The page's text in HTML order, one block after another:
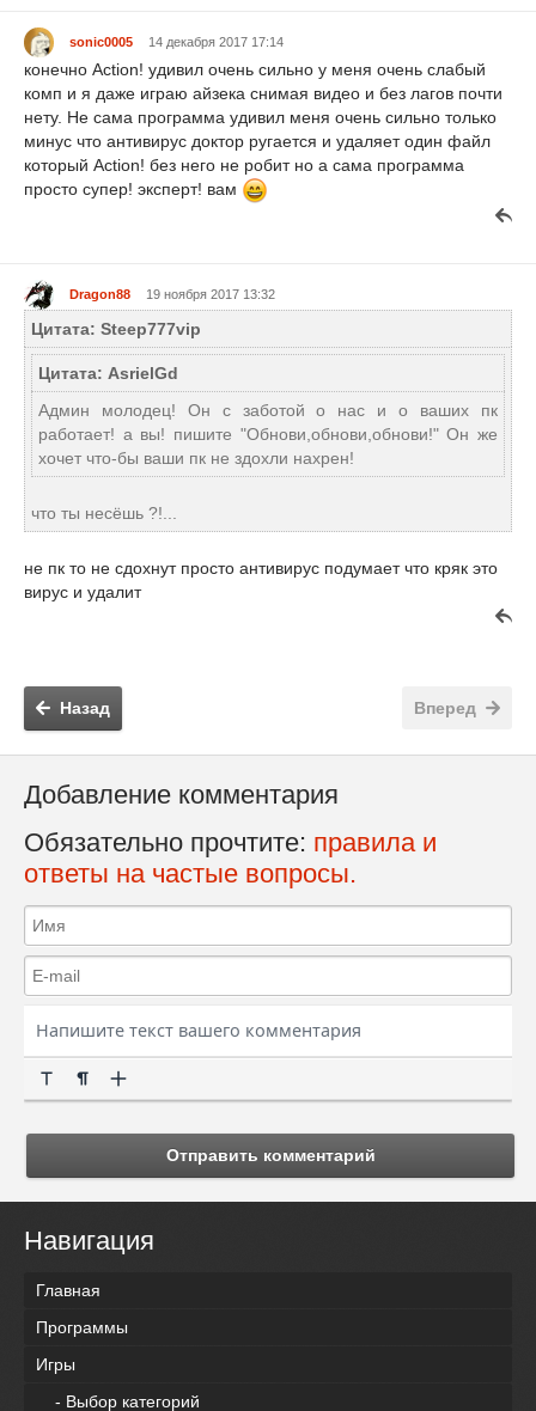
sonic0005 14 декабря 2017 17:14
конечно Action! удивил очень сильно у меня очень слабый
комп и я даже играю айзека снимая видео и без лагов почти
нету. Не сама программа удивил меня очень сильно только
минус что антивирус доктор ругается и удаляет один файл
который Action! без него не робит но а сама программа
просто супер! эксперт! вам
Dragon88 19 ноября 2017 13:32
Цитата: Steep777vip
Цитата: AsrielGd
Админ молодец! Он с заботой о нас и о ваших пк
работает! а вы! пишите "Обнови,обнови,обнови!" Он же
хочет что-бы ваши пк не здохли нахрен!
что ты несёшь ?!...
не пк то не сдохнут просто антивирус подумает что кряк это
вирус и удалит
Вперед
Назад
Добавление комментария
Обязательно прочтите: правила и
ответы на частые вопросы.
Отправить комментарий
Навигация
Главная
Программы
Игры
- Выбор категорий